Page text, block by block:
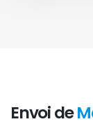
Envoi de